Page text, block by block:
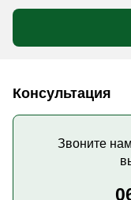
Консультация
Звоните